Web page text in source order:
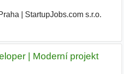
StartupJobs.com s.r.o.
| Moderní projekt